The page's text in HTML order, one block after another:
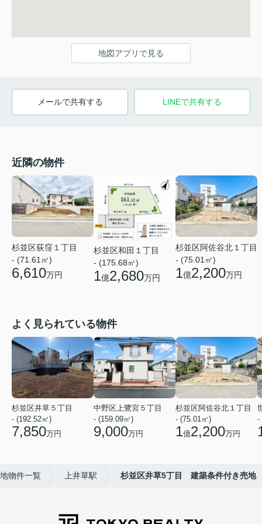
地図アプリで見る
メールで共有する LINEで共有する
近隣の物件
杉並区荻窪１丁目
- (71.61㎡)
6,610万円
杉並区和田１丁目
- (175.68㎡)
1億2,680万円
杉並区阿佐谷北１丁目
- (75.01㎡)
1億2,200万円
よく見られている物件
杉並区井草５丁目
- (192.52㎡)
7,850万円
中野区上鷺宮５丁目
- (159.09㎡)
9,000万円
杉並区阿佐谷北１丁目
- (75.01㎡)
1億2,200万円
-
物件一覧 上井草駅 杉並区井草5丁目 建築条件付き売地